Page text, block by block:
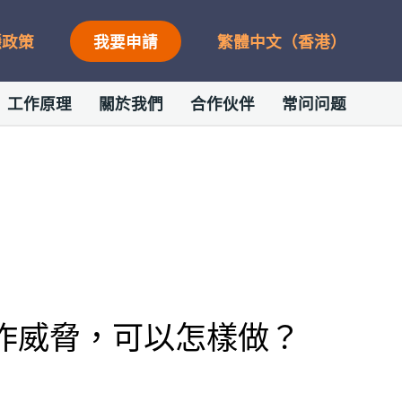
策 我要申請 繁體中文（香港）
工作原理 關於我們 合作伙伴 常问问题
脅，可以怎樣做？